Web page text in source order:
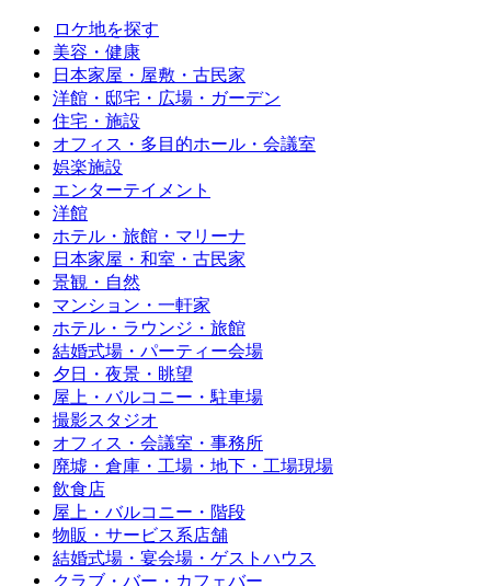
ロケ地を探す
美容・健康
日本家屋・屋敷・古民家
洋館・邸宅・広場・ガーデン
住宅・施設
オフィス・多目的ホール・会議室
娯楽施設
エンターテイメント
洋館
ホテル・旅館・マリーナ
日本家屋・和室・古民家
景観・自然
マンション・一軒家
ホテル・ラウンジ・旅館
結婚式場・パーティー会場
夕日・夜景・眺望
屋上・バルコニー・駐車場
撮影スタジオ
オフィス・会議室・事務所
廃墟・倉庫・工場・地下・工場現場
飲食店
屋上・バルコニー・階段
物販・サービス系店舗
結婚式場・宴会場・ゲストハウス
クラブ・バー・カフェバー